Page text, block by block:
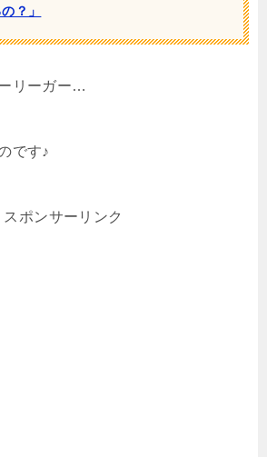
？」
リーガー…
です♪
スポンサーリンク